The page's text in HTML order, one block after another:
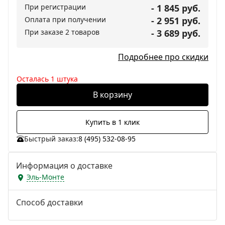
При регистрации - 1 845 руб.
Оплата при получении - 2 951 руб.
При заказе 2 товаров - 3 689 руб.
Подробнее про скидки
Осталась 1 штука
В корзину
Купить в 1 клик
Быстрый заказ:8 (495) 532-08-95
Информация о доставке
Эль-Монте
Способ доставки